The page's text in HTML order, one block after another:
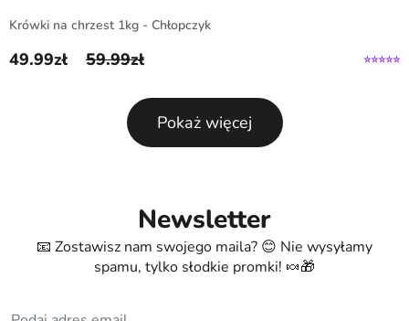
Krówki na chrzest 1kg - Chłopczyk
59.99zł
Pierwotna cena wynosiła: 59.99zł.
49.99zł
Aktualna cena wynosi: 49.99zł.
Pokaż więcej
Newsletter
📧 Zostawisz nam swojego maila? 😊 Nie wysyłamy
spamu, tylko słodkie promki! 🍬🎁